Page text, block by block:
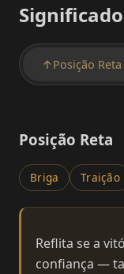
Significado
↑ Posição Reta
Posição Reta
Briga Traição
Reflita se a
confiança —